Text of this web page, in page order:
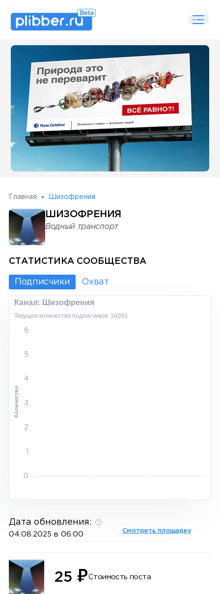
Some SEO Title
Главная Шизофрения
ШИЗОФРЕНИЯ
Водный транспорт
СТАТИСТИКА СООБЩЕСТВА
Подписчики Охват
Канал: Шизофрения
Текущее количество подписчиков: 16093
6
5
4
3
2
1
0
Количество
Дата обновления:
04.08.2025 в 06:00 Смотреть площадку
25 ₽Стоимость поста